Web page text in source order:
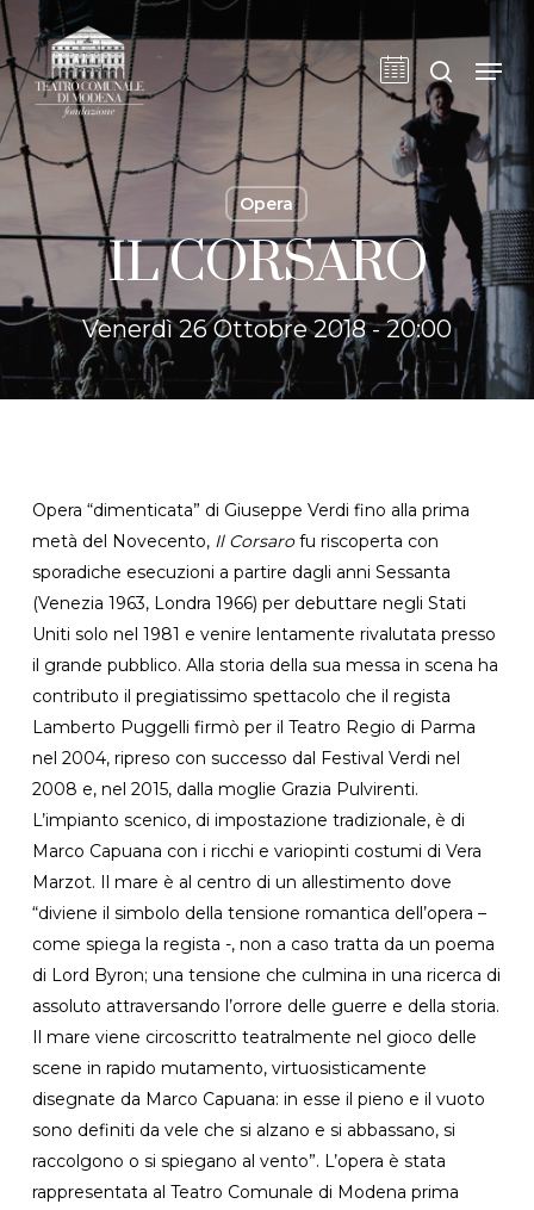
Skip
to
main
content
cerca
Opera
IL CORSARO
Venerdì 26 Ottobre 2018 - 20:00
Opera “dimenticata” di Giuseppe Verdi fino alla prima
metà del Novecento, Il Corsarofu riscoperta con
sporadiche esecuzioni a partire dagli anni Sessanta
(Venezia 1963, Londra 1966) per debuttare negli Stati
Uniti solo nel 1981 e venire lentamente rivalutata presso
il grande pubblico. Alla storia della sua messa in scena ha
contributo il pregiatissimo spettacolo che il regista
Lamberto Puggelli firmò per il Teatro Regio di Parma
nel 2004, ripreso con successo dal Festival Verdi nel
2008 e, nel 2015, dalla moglie Grazia Pulvirenti.
L’impianto scenico, di impostazione tradizionale, è di
Marco Capuana con i ricchi e variopinti costumi di Vera
Marzot. Il mare è al centro di un allestimento dove
“diviene il simbolo della tensione romantica dell’opera –
come spiega la regista -, non a caso tratta da un poema
di Lord Byron; una tensione che culmina in una ricerca di
assoluto attraversando l’orrore delle guerre e della storia.
Il mare viene circoscritto teatralmente nel gioco delle
scene in rapido mutamento, virtuosisticamente
disegnate da Marco Capuana: in esse il pieno e il vuoto
sono definiti da vele che si alzano e si abbassano, si
raccolgono o si spiegano al vento”. L’opera è stata
rappresentata al Teatro Comunale di Modena prima